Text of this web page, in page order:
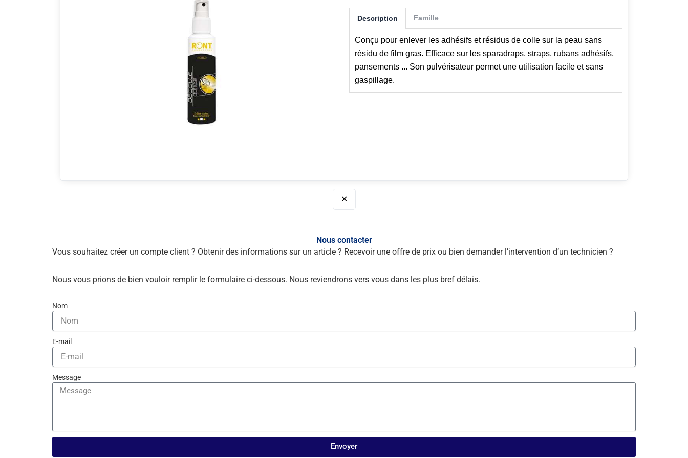
Description
Conçu pour enlever les adhésifs et résidus de colle sur la peau sans
résidu de film gras. Efficace sur les sparadraps, straps, rubans adhésifs,
pansements ... Son pulvérisateur permet une utilisation facile et sans
gaspillage.
Famille
✕
Nous contacter
Vous souhaitez créer un compte client ? Obtenir des informations sur un article ? Recevoir une offre de prix ou bien demander l’intervention d’un technicien ?
Nous vous prions de bien vouloir remplir le formulaire ci-dessous. Nous reviendrons vers vous dans les plus bref délais.
Nom
E-mail
Message
Envoyer